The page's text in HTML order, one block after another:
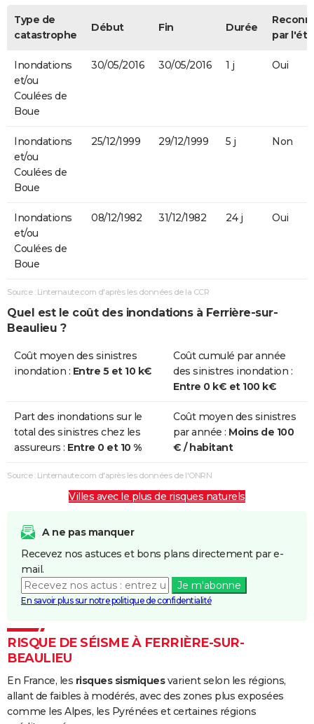
Type de
catastrophe
Début Fin Durée
par
Inondations
et/ou
Coulées de
Boue
30/05/2016 30/05/2016 1 j Oui
Inondations
et/ou
Coulées de
Boue
25/12/1999 29/12/1999 5 j Non
Inondations
et/ou
Coulées de
Boue
08/12/1982 31/12/1982 24 j Oui
Source : Linternaute.com d'après les données de la CCR
Quel est le coût des inondations à Ferrière-sur-
Beaulieu ?
Coût moyen des sinistres
inondation : Entre 5 et 10 k€
Coût cumulé par année
des sinistres inondation :
Entre 0 k€ et 100 k€
Part des inondations sur le
total des sinistres chez les
assureurs : Entre 0 et 10 %
Coût moyen des sinistres
par année : Moins de 100
€ / habitant
Source : Linternaute.com d'après les données de l'ONRN
Villes avec le plus de risques naturels
A ne pas manquer
Recevez nos astuces et bons plans directement par e-
mail.
Je m'abonne
En savoir plus sur notre politique de confidentialité
RISQUE DE SÉISME À FERRIÈRE-SUR-
BEAULIEU
En France, les risques sismiquesvarient selon les régions,
allant de faibles à modérés, avec des zones plus exposées
comme les Alpes, les Pyrénées et certaines régions